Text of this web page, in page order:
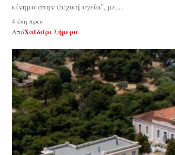
κίνημα στην ψυχική υγεία", με…
4 έτη πριν
ΑπόΧαϊδάρι Σήμερα